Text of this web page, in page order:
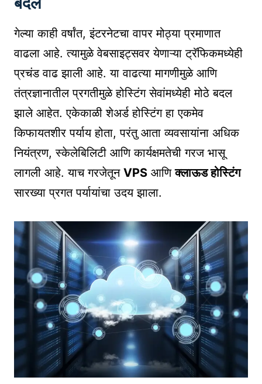
गेल्या काही वर्षांत, इंटरनेटचा वापर मोठ्या प्रमाणात
वाढला आहे. त्यामुळे वेबसाइट्सवर येणाऱ्या ट्रॅफिकमध्येही
प्रचंड वाढ झाली आहे. या वाढत्या मागणीमुळे आणि
तंत्रज्ञानातील प्रगतीमुळे होस्टिंग सेवांमध्येही मोठे बदल
झाले आहेत. एकेकाळी शेअर्ड होस्टिंग हा एकमेव
किफायतशीर पर्याय होता, परंतु आता व्यवसायांना अधिक
नियंत्रण, स्केलेबिलिटी आणि कार्यक्षमतेची गरज भासू
लागली आहे. याच गरजेतून VPS आणिक्लाऊड होस्टिंग
सारख्या प्रगत पर्यायांचा उदय झाला.